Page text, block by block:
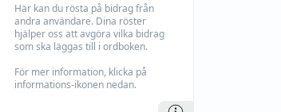
Här kan du rösta på bidrag från
andra användare. Dina röster
hjälper oss att avgöra vilka bidrag
som ska läggas till i ordboken.
För mer information, klicka på
informations-ikonen nedan.